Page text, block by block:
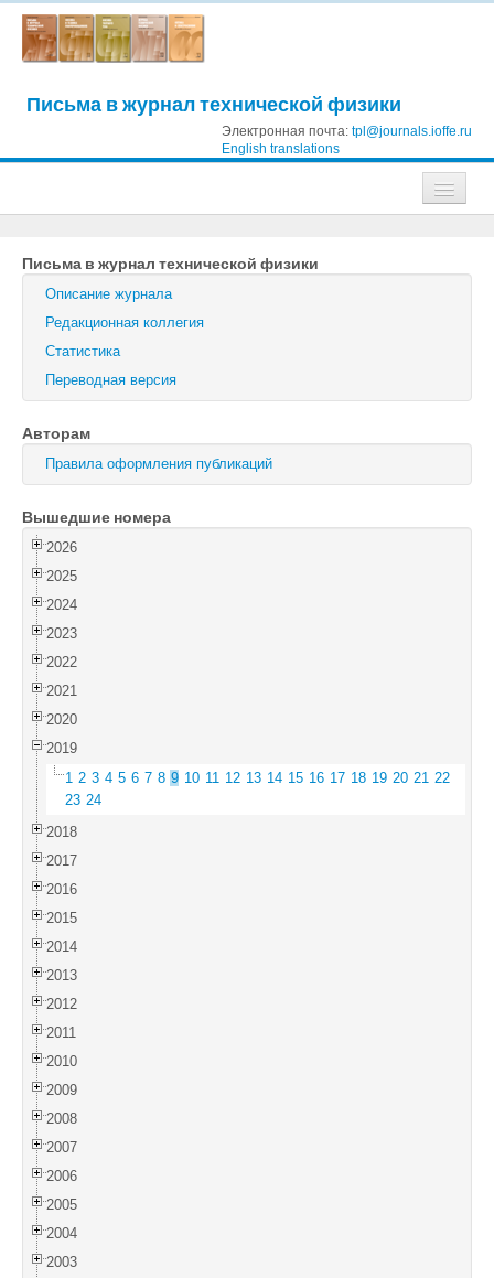
Письма в журнал технической физики
Электронная почта: tpl@journals.ioffe.ru
English translations
Журнал технической физики
Письма в Журнал технической физики
Физика твердого тела
Физика и техника полупроводников
Оптика и спектроскопия
Поиск
Войти
Письма в журнал технической физики
Описание журнала
Редакционная коллегия
Статистика
Переводная версия
Авторам
Правила оформления публикаций
Вышедшие номера
2026
2025
2024
2023
2022
2021
2020
2019
1 2 3 4 5 6 7 8 9 10 11 12 13 14 15 16 17 18 19 20 21 22
23 24
2018
2017
2016
2015
2014
2013
2012
2011
2010
2009
2008
2007
2006
2005
2004
2003